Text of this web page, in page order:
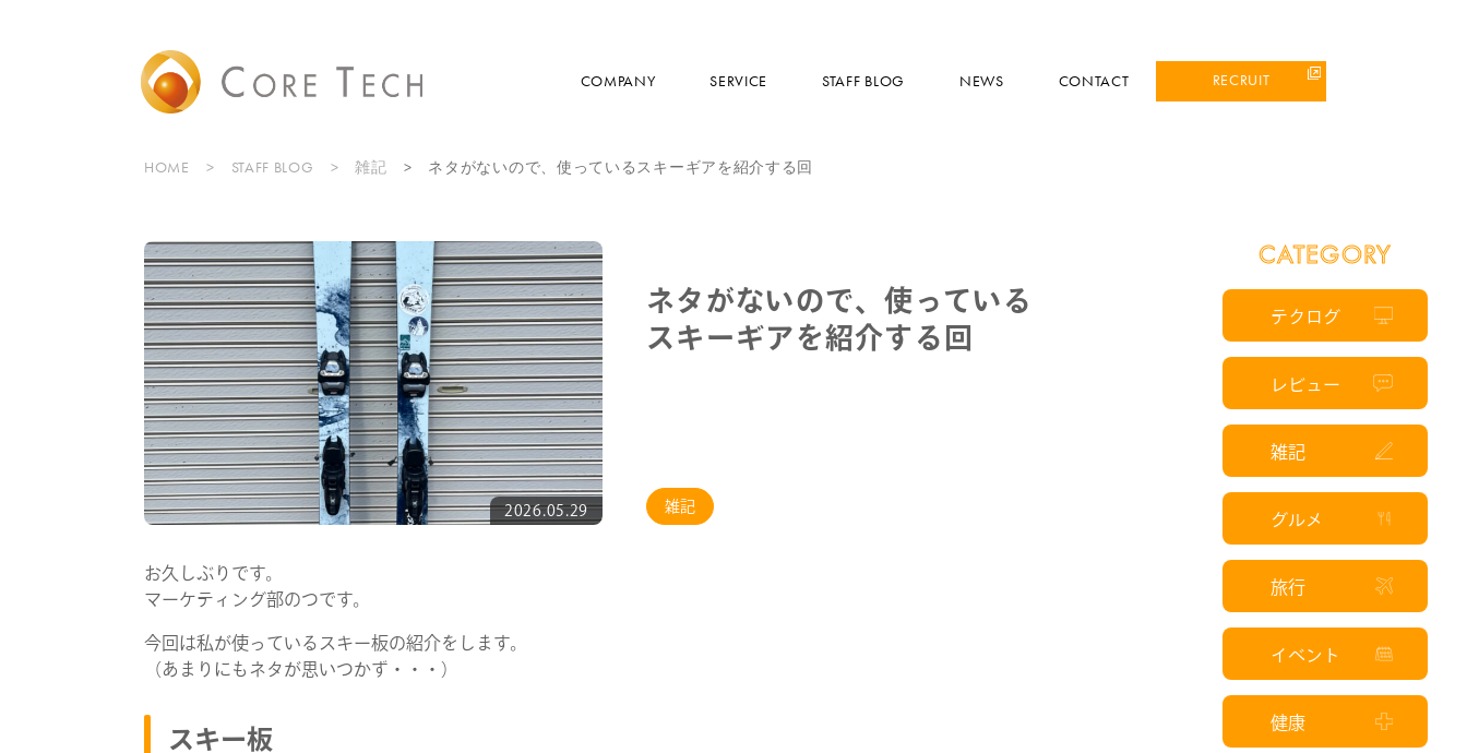
COMPANY SERVICE STAFF BLOG NEWS CONTACT RECRUIT
HOME STAFF BLOG 雑記 ネタがないので、使っているスキーギアを紹介する回
2026.05.29
ネタがないので、使っている
スキーギアを紹介する回
雑記
お久しぶりです。
マーケティング部のつです。
今回は私が使っているスキー板の紹介をします。
（あまりにもネタが思いつかず・・・）
スキー板
CATEGORY
テクログ
レビュー
雑記
グルメ
旅行
イベント
健康